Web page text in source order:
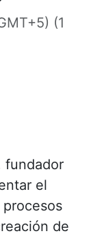
) (1
fundador
el
de